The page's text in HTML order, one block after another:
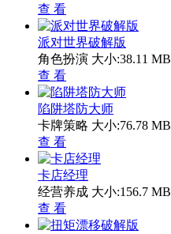
查 看
派对世界破解版
角色扮演 大小:38.11 MB
查 看
陷阱塔防大师
卡牌策略 大小:76.78 MB
查 看
卡店经理
经营养成 大小:156.7 MB
查 看